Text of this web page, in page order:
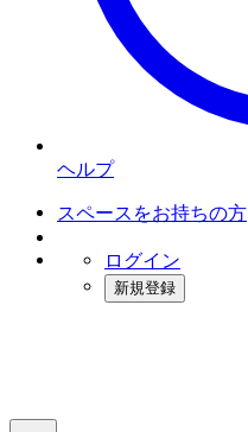
ヘルプ
スペースをお持ちの方
ログイン
新規登録